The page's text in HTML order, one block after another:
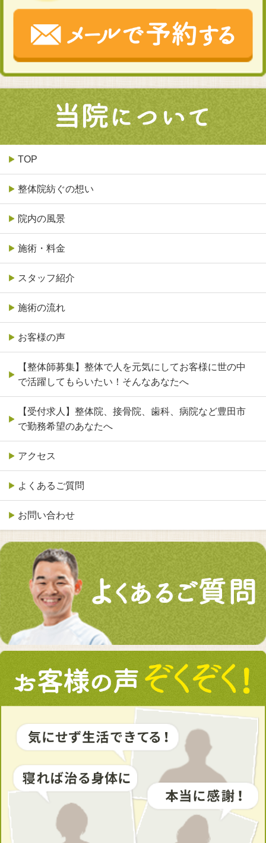
TOP
整体院紡ぐの想い
院内の風景
施術・料金
スタッフ紹介
施術の流れ
お客様の声
【整体師募集】整体で人を元気にしてお客様に世の中
で活躍してもらいたい！そんなあなたへ
【受付求人】整体院、接骨院、歯科、病院など豊田市
で勤務希望のあなたへ
アクセス
よくあるご質問
お問い合わせ